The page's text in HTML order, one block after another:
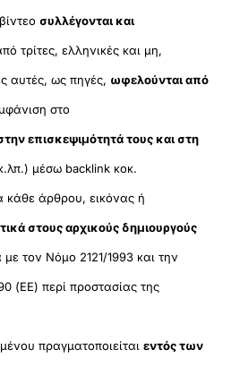
συλλέγονται και
τρίτες, ελληνικές και μη,
αυτές, ως πηγές, ωφελούνται από
στο
επισκεψιμότητά τους και στη
μέσω backlink κοκ.
κάθε άρθρου, εικόνας ή
στους αρχικούς δημιουργούς
τον Νόμο 2121/1993 και την
(ΕΕ) περί προστασίας της
πραγματοποιείταιεντός των